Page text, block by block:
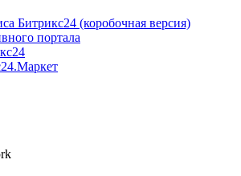
Битрикс24 (коробочная версия)
портала